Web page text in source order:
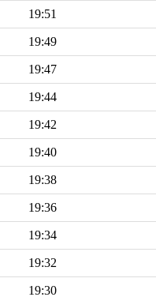
19:51
19:49
19:47
19:44
19:42
19:40
19:38
19:36
19:34
19:32
19:30